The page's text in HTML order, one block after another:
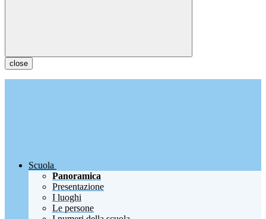
close
Scuola
Panoramica
Presentazione
I luoghi
Le persone